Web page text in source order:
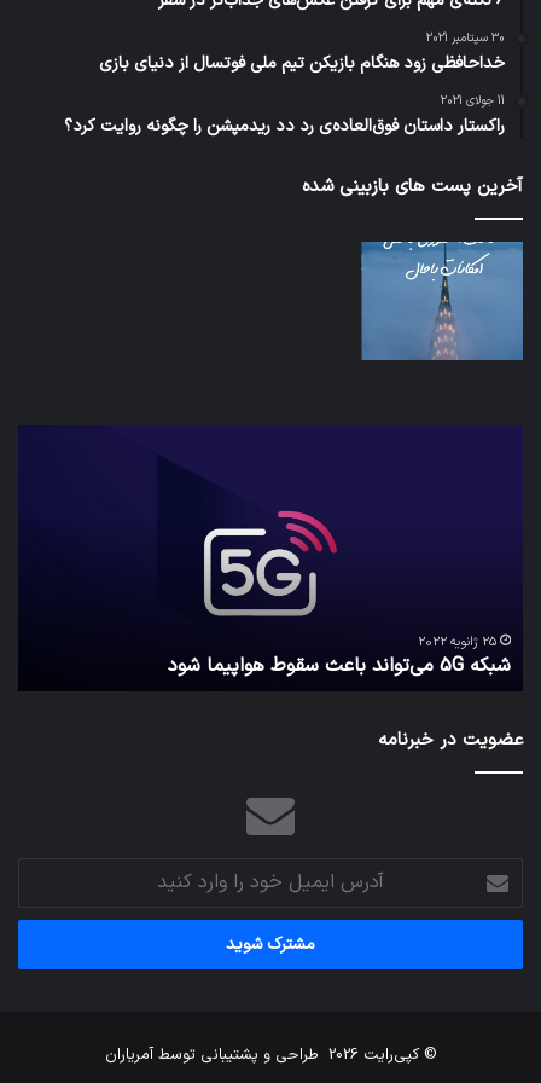
30 سپتامبر 2021
خداحافظی زود هنگام بازیکن تیم ملی فوتسال از دنیای بازی
11 جولای 2021
راکستار داستان فوق‌العاده‌ی رد دد ریدمپشن را چگونه روایت کرد؟
آخرین پست های بازبینی شده
نگه
می‌دارند؟
کدام برنامه‌های پیام‌رسان اطلاعات کاربران را واقعا امن
می‌دارند؟
عضویت در خبرنامه
آدرس
ایمیل
خود
وارد
© کپی‌رایت 2026 طراحی و پشتیبانی توسطآمریاران